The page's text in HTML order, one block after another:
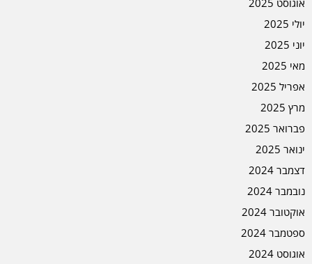
אוגוסט 2025
יולי 2025
יוני 2025
מאי 2025
אפריל 2025
מרץ 2025
פברואר 2025
ינואר 2025
דצמבר 2024
נובמבר 2024
אוקטובר 2024
ספטמבר 2024
אוגוסט 2024